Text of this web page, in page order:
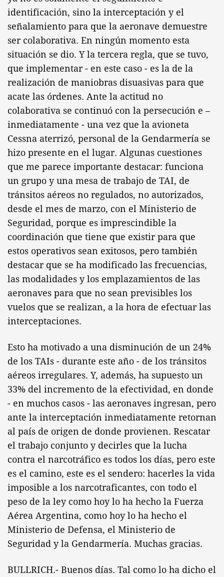
identificación, sino la interceptación y el
señalamiento para que la aeronave demuestre
ser colaborativa. En ningún momento esta
situación se dio. Y la tercera regla, que se tuvo,
que implementar - en este caso - es la de la
realización de maniobras disuasivas para que
acate las órdenes. Ante la actitud no
colaborativa se continuó con la persecución e –
inmediatamente - una vez que la avioneta
Cessna aterrizó, personal de la Gendarmería se
hizo presente en el lugar. Algunas cuestiones
que me parece importante destacar: funciona
un grupo y una mesa de trabajo de TAI, de
tránsitos aéreos no regulados, no autorizados,
desde el mes de marzo, con el Ministerio de
Seguridad, porque es imprescindible la
coordinación que tiene que existir para que
estos operativos sean exitosos, pero también
destacar que se ha modificado las frecuencias,
las modalidades y los emplazamientos de las
aeronaves para que no sean previsibles los
vuelos que se realizan, a la hora de efectuar las
interceptaciones.
Esto ha motivado a una disminución de un 24%
de los TAIs - durante este año - de los tránsitos
aéreos irregulares. Y, además, ha supuesto un
33% del incremento de la efectividad, en donde
- en muchos casos - las aeronaves ingresan, pero
ante la interceptación inmediatamente retornan
al país de origen de donde provienen. Rescatar
el trabajo conjunto y decirles que la lucha
contra el narcotráfico es todos los días, pero este
es el camino, este es el sendero: hacerles la vida
imposible a los narcotraficantes, con todo el
peso de la ley como hoy lo ha hecho la Fuerza
Aérea Argentina, como hoy lo ha hecho el
Ministerio de Defensa, el Ministerio de
Seguridad y la Gendarmería. Muchas gracias.
BULLRICH.- Buenos días. Tal como lo ha dicho el